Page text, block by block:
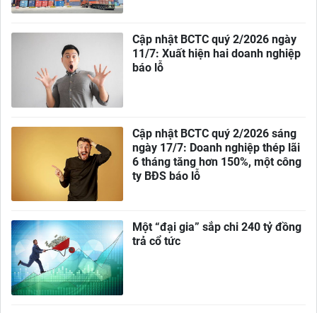
Cập nhật BCTC quý 2/2026 ngày
11/7: Xuất hiện hai doanh nghiệp
báo lỗ
Cập nhật BCTC quý 2/2026 sáng
ngày 17/7: Doanh nghiệp thép lãi
6 tháng tăng hơn 150%, một công
ty BĐS báo lỗ
Một “đại gia” sắp chi 240 tỷ đồng
trả cổ tức